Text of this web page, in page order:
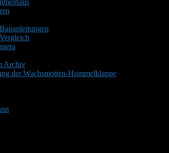
Archiv
der Wachsmotten-Hummelklappe